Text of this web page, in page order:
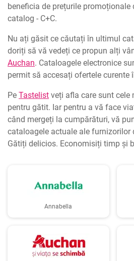
beneficia de prețurile promoționale
catalog - C+C.
Nu ați găsit ce căutați în ultimul
doriți să vă vedeți ce propun alți
Auchan. Cataloagele electronice
permit să accesați ofertele curente
Pe Tastelist veți afla care sunt cele
pentru gătit. Iar pentru a vă face
când mergeți la cumpărături, vă
cataloagele actuale ale furnizorilor
Gătiți delicios. Economisiți timp și
Annabella